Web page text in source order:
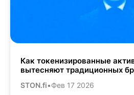
Как токенизированные
вытесняют традиционных
STON.fi•Фев 17 2026